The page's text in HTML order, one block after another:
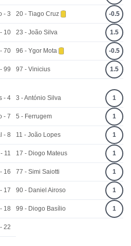
- 3
10
70
99
20 - Tiago Cruz -0.5
23 - João Silva 1.5
96 - Ygor Mota -0.5
97 - Vinicius 1.5
- 4
- 7
- 8
11
16
17
18
22
3 - António Silva 1
5 - Ferrugem 1
11 - João Lopes 1
17 - Diogo Mateus 1
77 - Simi Saiotti 1
90 - Daniel Airoso 1
99 - Diogo Basílio 1